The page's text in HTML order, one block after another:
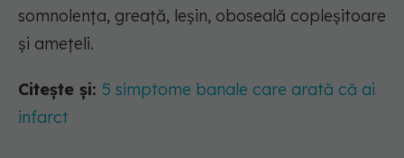
somnolența, greață, leșin, oboseală copleșitoare
și amețeli.
Citește și: 5 simptome banale care arată că ai
infarct